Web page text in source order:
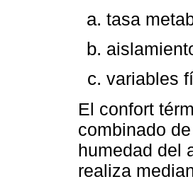
tasa
variables
El confort
combinado
humedad del
realiza